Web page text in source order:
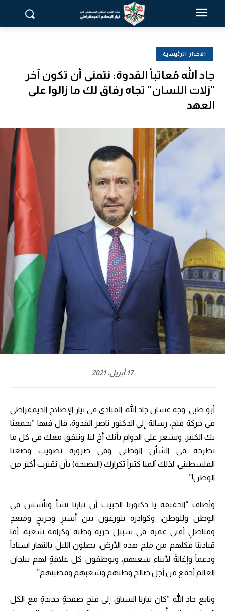
الاخبار الرئيسية
جاد الله مُعاتباً القدوة: نتمنى أن تكون آخر
“زلات اللسان” تجاه رفاق لك ما زالوا على
العهد
17 أبريل، 2021
أبو ظبي: وجه غسان جاد الله، القيادي في تيار الإصلاح الديمقراطي
في حركة فتح، رسالة إلى الدكتور ناصر القدوة، قال فيها “يجمعنا
بك الكثير، ونشعر على الدوام بأنك أخ لنا، ونتفق معك في كل ما
تطرحه في الشأن الوطني وفي ضرورة تصويب وضعنا
الفلسطيني، لذلك آلمنا كثيراً تكرارك (النصيحة) بأن نقترب أكثر من
الوطن!”.
وأضاف “الحقيقة يا دكتورنا الحبيب أن تيارنا نشأ وتأسس في
الوطن وللوطن، وكوادره يتوزعون بين أسيرٍ وجريحٍ ومبعدٍ
ومناضلٍ أفنى عمره في سبيل حرية وطنه وكرامة شعبه، أما
قيادتنا فكلهم من ملح هذه الأرض، يصلون الليل بالنهار اسناداً
ودعماً وإغاثةً لأبناء شعبهم، ويوظفون كل علاقةٍ لهم ببلدان
العالم أجمع من أجل صالح وطنهم وشعبهم وقضيتهم”.
وتابع جاد الله “كان تيارنا السباق إلى فتح صفحةٍ جديدةٍ مع الكل